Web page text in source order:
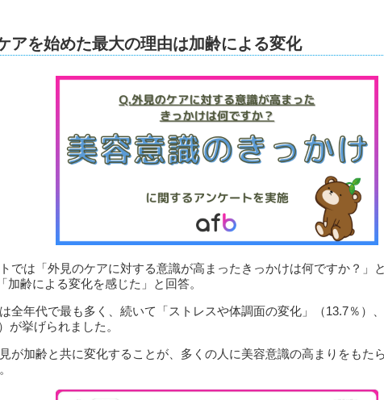
アを始めた最大の理由は加齢による変化
では「外見のケアに対する意識が高まったきっかけは何ですか？」
加齢による変化を感じた」と回答。
全年代で最も多く、続いて「ストレスや体調面の変化」（13.7％）、
が挙げられました。
が加齢と共に変化することが、多くの人に美容意識の高まりをもた